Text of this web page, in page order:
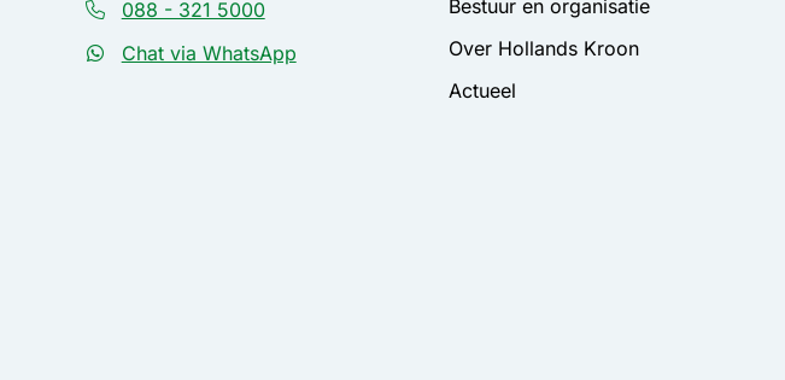
088 - 321 5000
Chat via WhatsApp
Bestuur en organisatie
Over Hollands Kroon
Actueel